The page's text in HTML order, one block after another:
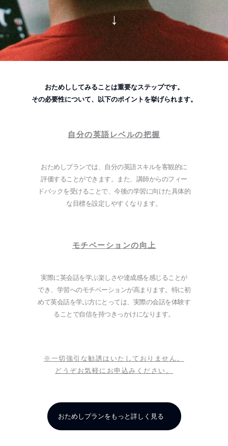
↓
おためししてみることは重要なステップです。
その必要性について、以下のポイントを挙げられます。
自分の英語レベルの把握
おためしプランでは、自分の英語スキルを客観的に
評価することができます。また、講師からのフィー
ドバックを受けることで、今後の学習に向けた具体的
な目標を設定しやすくなります。
モチベーションの向上
実際に英会話を学ぶ楽しさや達成感を感じることが
でき、学習へのモチベーションが高まります。特に初
めて英会話を学ぶ方にとっては、実際の会話を体験す
ることで自信を持つきっかけになります。
※一切強引な勧誘はいたしておりません。
どうぞお気軽にお申込みください。
おためしプランをもっと詳しく見る